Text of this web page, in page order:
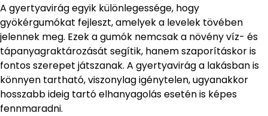
A gyertyavirág egyik különlegessége, hogy
gyökérgumókat fejleszt, amelyek a levelek tövében
jelennek meg. Ezek a gumók nemcsak a növény víz- és
tápanyagraktározását segítik, hanem szaporításkor is
fontos szerepet játszanak. A gyertyavirág a lakásban is
könnyen tartható, viszonylag igénytelen, ugyanakkor
hosszabb ideig tartó elhanyagolás esetén is képes
fennmaradni.